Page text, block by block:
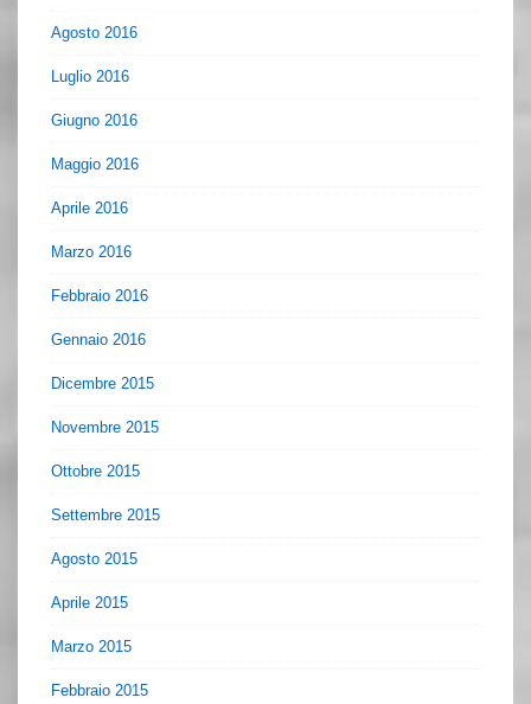
Agosto 2016
Luglio 2016
Giugno 2016
Maggio 2016
Aprile 2016
Marzo 2016
Febbraio 2016
Gennaio 2016
Dicembre 2015
Novembre 2015
Ottobre 2015
Settembre 2015
Agosto 2015
Aprile 2015
Marzo 2015
Febbraio 2015